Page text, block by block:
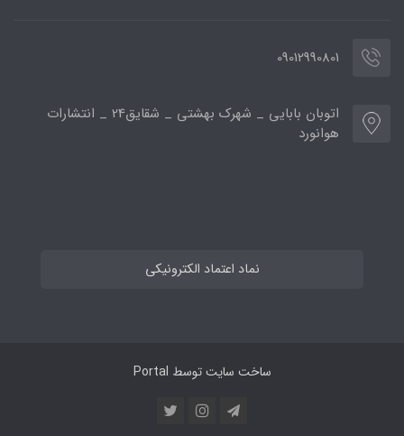
09012990801
اتوبان بابایی _ شهرک بهشتی _ شقایق24 _ انتشارات
هوانورد
نماد اعتماد الکترونیکی
ساخت سایت توسط Portal